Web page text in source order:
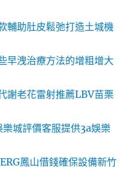
輔助肚皮鬆弛打造土城機
早洩治療方法的增粗增大
謝老花雷射推薦LBV苗栗
城評價客服提供3a娛樂
鳳山借錢確保設備新竹